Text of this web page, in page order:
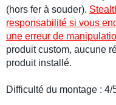
(hors fer à souder).
responsabilité si vous
une erreur de
produit custom, aucune
produit installé.
Difficulté du montage : 4/